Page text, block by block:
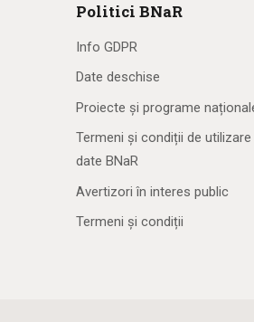
Politici BNaR
Info GDPR
Date deschise
Proiecte și programe
Termeni și condiții de
date BNaR
Avertizori în interes public
Termeni și condiții